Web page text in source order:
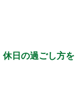
日の過ごし方を